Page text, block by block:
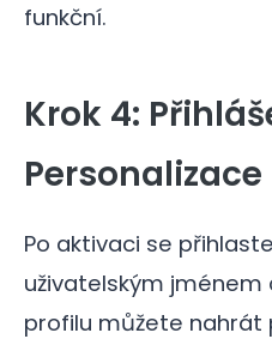
funkční.
Krok 4:
Po aktivaci se
uživatelským jménem
profilu můžete